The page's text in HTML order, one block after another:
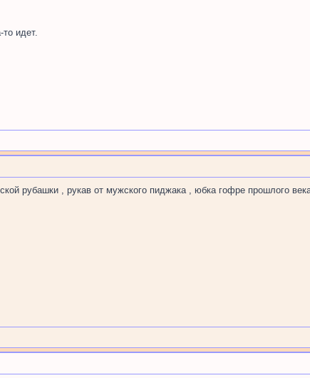
идет.
рубашки , рукав от мужского пиджака , юбка гофре прошлого